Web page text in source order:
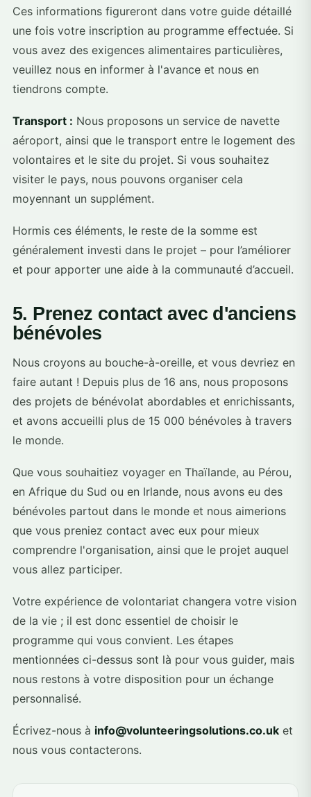
Ces informations figureront dans votre guide détaillé
une fois votre inscription au programme effectuée. Si
vous avez des exigences alimentaires particulières,
veuillez nous en informer à l'avance et nous en
tiendrons compte.
Transport : Nous proposons un service de navette
aéroport, ainsi que le transport entre le logement des
volontaires et le site du projet. Si vous souhaitez
visiter le pays, nous pouvons organiser cela
moyennant un supplément.
Hormis ces éléments, le reste de la somme est
généralement investi dans le projet – pour l’améliorer
et pour apporter une aide à la communauté d’accueil.
5. Prenez contact avec d'anciens
bénévoles
Nous croyons au bouche-à-oreille, et vous devriez en
faire autant ! Depuis plus de 16 ans, nous proposons
des projets de bénévolat abordables et enrichissants,
et avons accueilli plus de 15 000 bénévoles à travers
le monde.
Que vous souhaitiez voyager en Thaïlande, au Pérou,
en Afrique du Sud ou en Irlande, nous avons eu des
bénévoles partout dans le monde et nous aimerions
que vous preniez contact avec eux pour mieux
comprendre l'organisation, ainsi que le projet auquel
vous allez participer.
Votre expérience de volontariat changera votre vision
de la vie ; il est donc essentiel de choisir le
programme qui vous convient. Les étapes
mentionnées ci-dessus sont là pour vous guider, mais
nous restons à votre disposition pour un échange
personnalisé.
Écrivez-nous à info@volunteeringsolutions.co.uk et
nous vous contacterons.